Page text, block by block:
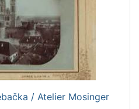
/ Atelier Mosinger